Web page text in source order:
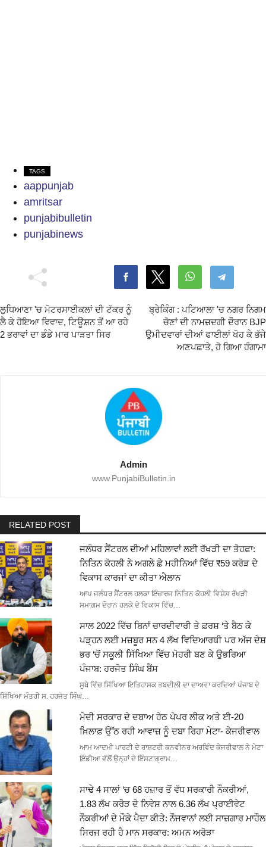
TAGS
aappunjab
amritsar
punjabibulletin
punjabinews
ਲੁਧਿਆਣਾ 'ਚ ਮੋਟਰਸਾਈਕਲਾਂ ਦੀ ਟੱਕਰ ਨੂੰ
ਲੈ ਕੇ ਹੋਇਆ ਵਿਵਾਦ, ਟਿਊਸ਼ਨ ਤੋਂ ਆ ਰਹੇ
2 ਭਰਾਵਾਂ ਦਾ ਡੰਡੇ ਮਾਰ ਪਾੜਤਾ ਸਿਰ
ਬ੍ਰੇਕਿੰਗ : ਪਟਿਆਲਾ 'ਚ ਨਗਰ ਨਿਗਮ
ਚੋਣਾਂ ਦੀ ਨਾਮਜ਼ਦਗੀ ਦੌਰਾਨ BJP
ਉਮੀਦਵਾਰਾਂ ਦੀਆਂ ਫਾਈਲਾਂ ਖੋਹ ਕੇ ਭੱਜੇ
ਅਣਪਛਾਤੇ, ਹੋ ਗਿਆ ਹੰਗਾਮਾ
Admin
www.PunjabiBulletin.in
RELATED POST
ਜਲੰਧਰ ਸੈਂਟਰਲ ਦੀਆਂ ਮਹਿਲਾਵਾਂ ਲਈ ਰੱਖੜੀ ਦਾ ਤੋਹਫ਼ਾ:
ਨਿਤਿਨ ਕੋਹਲੀ ਨੇ ਅਗਲੇ ਛੇ ਮਹੀਨਿਆਂ ਵਿੱਚ ₹59 ਕਰੋੜ ਦੇ
ਵਿਕਾਸ ਕਾਰਜਾਂ ਦਾ ਕੀਤਾ ਐਲਾਨ
ਆਪ ਜਲੰਧਰ ਸੈਂਟਰਲ ਹਲਕਾ ਇੰਚਾਰਜ ਨਿਤਿਨ ਕੋਹਲੀ ਵਿਸ਼ੇਸ਼ ਰੱਖੜੀ
ਸਮਾਗਮ ਦੌਰਾਨ ਹਲਕੇ ਦੇ ਵਿਕਾਸ ਵਿੱਚ…
ਸਾਲ 2022 ਵਿੱਚ ਬਿਨਾਂ ਚਾਰਦੀਵਾਰੀ ਤੇ ਫ਼ਰਸ਼ ‘ਤੇ ਬੈਠ ਕੇ
ਪੜ੍ਹਨ ਲਈ ਮਜ਼ਬੂਰ ਸਨ 4 ਲੱਖ ਵਿਦਿਆਰਥੀ ਪਰ ਅੱਜ ਦੇਸ਼
ਭਰ ‘ਚੋਂ ਸਕੂਲੀ ਸਿੱਖਿਆ ਵਿੱਚ ਮੋਹਰੀ ਬਣ ਕੇ ਉਭਰਿਆ
ਪੰਜਾਬ: ਹਰਜੋਤ ਸਿੰਘ ਬੈਂਸ
ਸੂਬੇ ਵਿੱਚ ਸਿੱਖਿਆ ਇਤਿਹਾਸਕ ਤਬਦੀਲੀ ਦਾ ਦਾਅਵਾ ਕਰਦਿਆਂ ਪੰਜਾਬ ਦੇ
ਸਿੱਖਿਆ ਮੰਤਰੀ ਸ. ਹਰਜੋਤ ਸਿੰਘ…
ਮੋਦੀ ਸਰਕਾਰ ਦੇ ਦਬਾਅ ਹੇਠ ਪੇਪਰ ਲੀਕ ਅਤੇ ਈ-20
ਖ਼ਿਲਾਫ਼ ਉੱਠ ਰਹੀ ਆਵਾਜ਼ ਨੂੰ ਦਬਾ ਰਿਹਾ ਮੇਟਾ- ਕੇਜਰੀਵਾਲ
ਆਮ ਆਦਮੀ ਪਾਰਟੀ ਦੇ ਰਾਸ਼ਟਰੀ ਕਨਵੀਨਰ ਅਰਵਿੰਦ ਕੇਜਰੀਵਾਲ ਨੇ ਮੇਟਾ
ਇੰਡੀਆ ਵੱਲੋਂ ਉਨ੍ਹਾਂ ਦੇ ਇੰਸਟਾਗ੍ਰਾਮ…
ਸਾਢੇ 4 ਸਾਲਾਂ ‘ਚ 68 ਹਜ਼ਾਰ ਤੋਂ ਵੱਧ ਸਰਕਾਰੀ ਨੌਕਰੀਆਂ,
1.83 ਲੱਖ ਕਰੋੜ ਦੇ ਨਿਵੇਸ਼ ਨਾਲ 6.36 ਲੱਖ ਪ੍ਰਾਈਵੇਟ
ਨੌਕਰੀਆਂ ਦੇ ਮੌਕੇ ਪੈਦਾ ਕੀਤੇ: ਨੌਜਵਾਨਾਂ ਲਈ ਸਾਜ਼ਗਾਰ ਮਾਹੌਲ
ਸਿਰਜ ਰਹੀ ਹੈ ਮਾਨ ਸਰਕਾਰ: ਅਮਨ ਅਰੋੜਾ